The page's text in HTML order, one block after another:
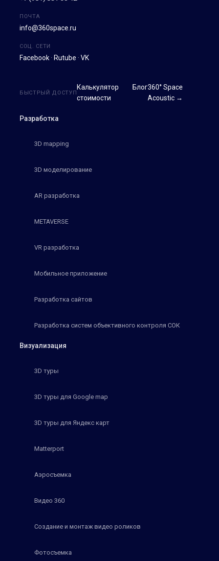
ПОЧТА
info@360space.ru
СОЦ. СЕТИ
Facebook · Rutube · VK
Разработка
3D mapping
3D моделирование
AR разработка
METAVERSE
VR разработка
Мобильное приложение
Разработка сайтов
Разработка систем объективного контроля СОК
Визуализация
3D туры
3D туры для Google map
3D туры для Яндекс карт
Matterport
Аэросъемка
Видео 360
Создание и монтаж видео роликов
Фотосъемка
БЫСТРЫЙ ДОСТУП
Калькулятор
стоимости
Блог360° Space
Acoustic →